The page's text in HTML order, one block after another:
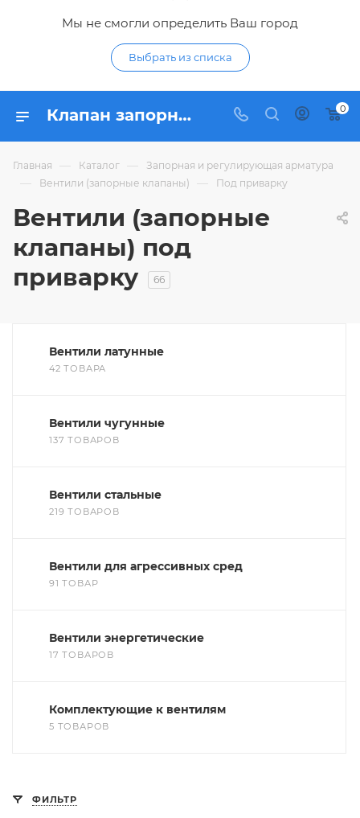
Мы не смогли определить Ваш город
Выбрать из списка
Клапан запорный под приварку - купить вентили водопроводные под приварку по низким ценам в интернет-магазине Гидропромтехника в Курске 0
Главная — Каталог — Запорная и регулирующая арматура
— Вентили (запорные клапаны) — Под приварку
Вентили (запорные
клапаны) под
приварку
66
Вентили латунные
42 ТОВАРА
Вентили чугунные
137 ТОВАРОВ
Вентили стальные
219 ТОВАРОВ
Вентили для агрессивных сред
91 ТОВАР
Вентили энергетические
17 ТОВАРОВ
Комплектующие к вентилям
5 ТОВАРОВ
ФИЛЬТР